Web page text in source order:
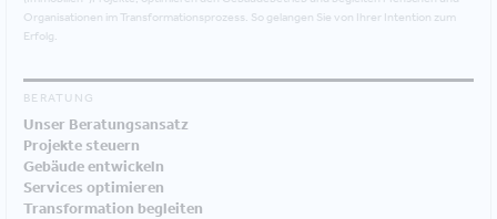
Organisationen im Transformationsprozess. So gelangen Sie von Ihrer Intention zum
Erfolg.
BERATUNG
Unser Beratungsansatz
Projekte steuern
Gebäude entwickeln
Services optimieren
Transformation begleiten